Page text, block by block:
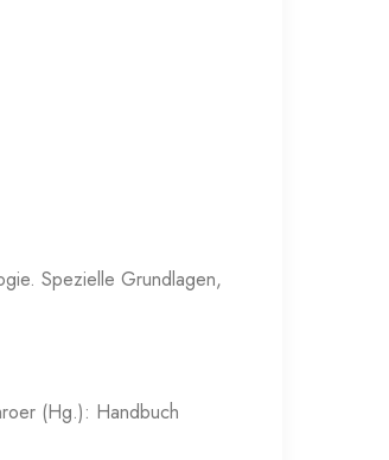
Spezielle Grundlagen,
(Hg.): Handbuch